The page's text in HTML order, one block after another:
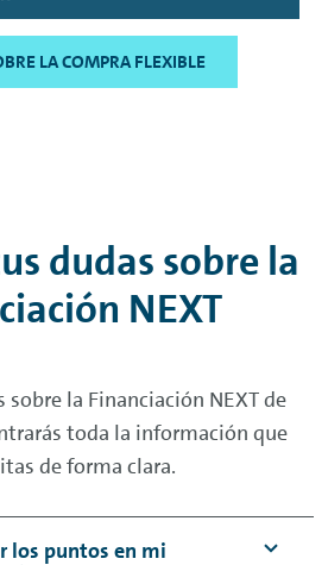
LA COMPRA FLEXIBLE
dudas sobre la
NEXT
sobre la Financiación NEXTde
toda la información que
de forma clara.
los puntos en mi